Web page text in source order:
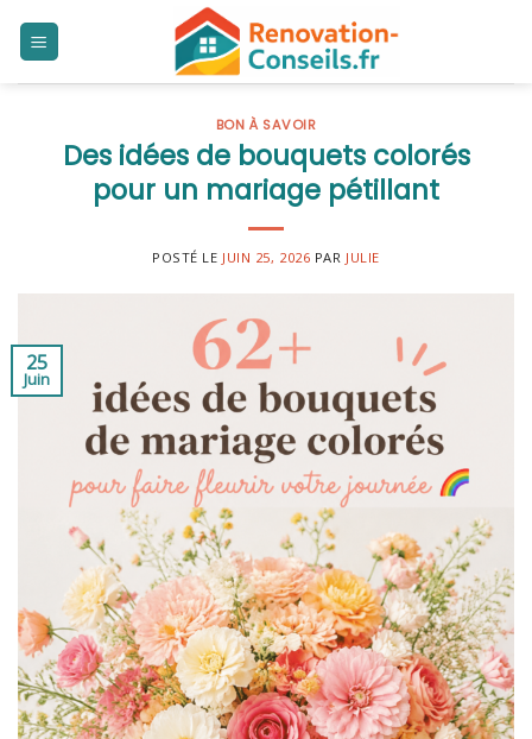
BON À SAVOIR
Des idées de bouquets colorés
pour un mariage pétillant
POSTÉ LE JUIN 25, 2026 PAR JULIE
25
Juin